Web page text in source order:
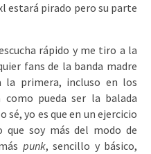
estará pirado pero su parte
rápido y me tiro a la
fans de la banda madre
la primera, incluso en los
como pueda ser la balada
sé, yo es que en un ejercicio
que soy más del modo de
punk, sencillo y básico,